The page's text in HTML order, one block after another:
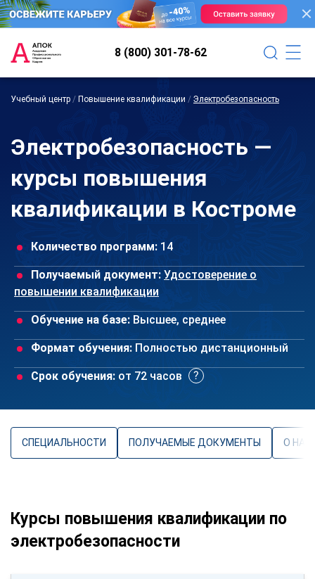
8 (800) 301-78-62
Учебный центр / Повышение квалификации / Электробезопасность
Электробезопасность —
курсы повышения
квалификации в Костроме
Количество программ: 14
Получаемый документ: Удостоверение о
повышении квалификации
Обучение на базе: Высшее, среднее
Формат обучения: Полностью дистанционный
Срок обучения: от 72 часов
СПЕЦИАЛЬНОСТИ ПОЛУЧАЕМЫЕ ДОКУМЕНТЫ О
Курсы повышения квалификации по
электробезопасности